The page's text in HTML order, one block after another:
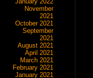
November
2021
October 2021
September
2021
August 2021
April 2021
March 2021
February 2021
January 2021